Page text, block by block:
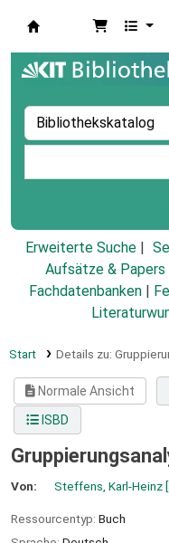
Erweiterte Suche
Aufsätze & Papers
Fachdatenbanken
Start Details zu:
Normale Ansicht
ISBD
Von: Steffens, Karl-Heinz
Ressourcentyp: Buch